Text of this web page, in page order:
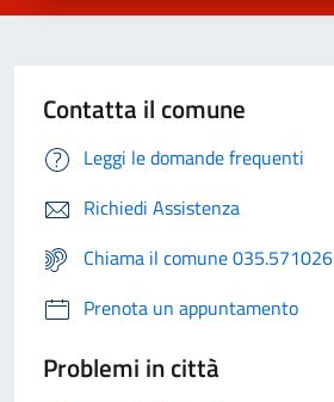
Contatta il comune
Leggi le domande frequenti
Richiedi Assistenza
Chiama il comune 035.571026
Prenota un appuntamento
Problemi in città